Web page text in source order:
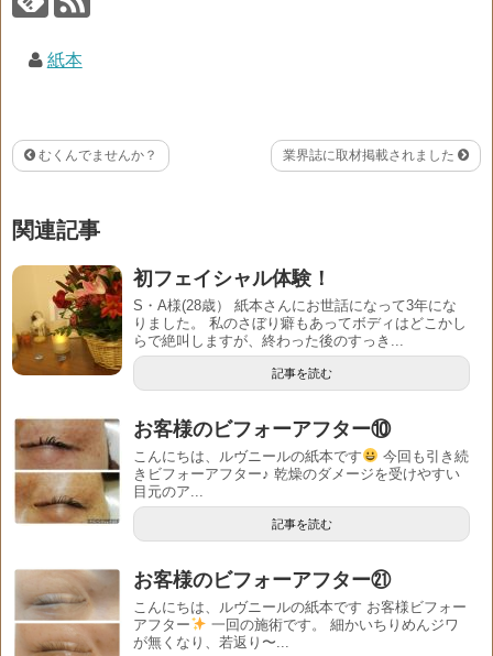
紙本
むくんでませんか？ 業界誌に取材掲載されました
関連記事
初フェイシャル体験！
S・A様(28歳） 紙本さんにお世話になって3年にな
りました。 私のさぼり癖もあってボディはどこかし
らで絶叫しますが、終わった後のすっき...
記事を読む
お客様のビフォーアフター⑩
こんにちは、ルヴニールの紙本です
今回も引き続
きビフォーアフター♪ 乾燥のダメージを受けやすい
目元のア...
記事を読む
お客様のビフォーアフター㉑
こんにちは、ルヴニールの紙本です お客様ビフォー
アフター
一回の施術です。 細かいちりめんジワ
が無くなり、若返り〜...